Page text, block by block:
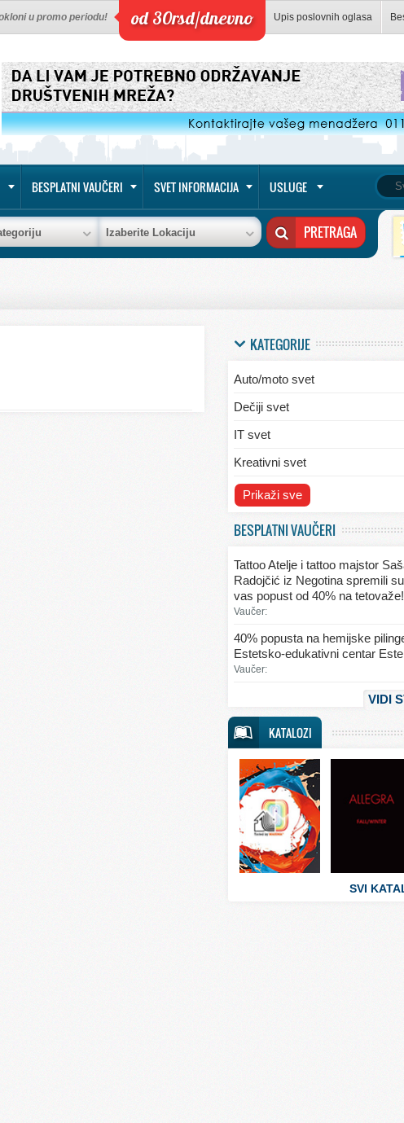
Upis poslovnih oglasa
od 30rsd/dnevno
u promo periodu!
BESPLATNI VAUČERI SVET INFORMACIJA USLUGE
Izaberite Lokaciju
KATEGORIJE
Auto/moto svet
Dečiji svet
IT svet
Kreativni svet
Svet ekologije
Svet kulinarstva
Svet lepote
Svet mode
Svet sporta
Svet tehnike
Svet ugostiteljstva
Svet zabave i umetnosti
Svet zanimljivosti
Svet zdravlja
Prikaži sve
BESPLATNI VAUČERI
Tattoo Atelje i tattoo majstor
Radojčić iz Negotina spremili
vas popust od 40% na tetovaže!
Vaučer:
40% popusta na hemijske
Estetsko-edukativni centar
Vaučer:
VIDI
KATALOZI
SVI